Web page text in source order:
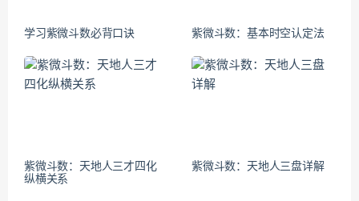
学习紫微斗数必背口诀 紫微斗数：基本时空认定法
紫微斗数：天地人三才四化
纵横关系
紫微斗数：天地人三盘详解